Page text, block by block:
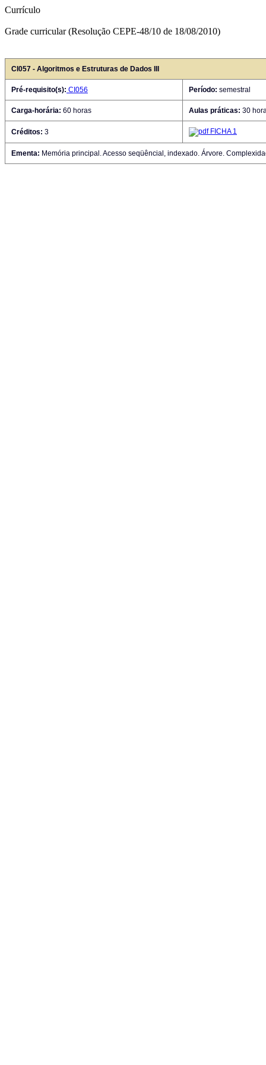
Currículo
Grade curricular (Resolução CEPE-48/10 de 18/08/2010)
CI057 - Algoritmos e Estruturas de Dados III
Pré-requisito(s): CI056 Período: semestral
Carga-horária: 60 horas Aulas práticas: 30
Créditos: 3 FICHA 1
Ementa: Memória principal. Acesso seqüêncial, indexado. Árvore.